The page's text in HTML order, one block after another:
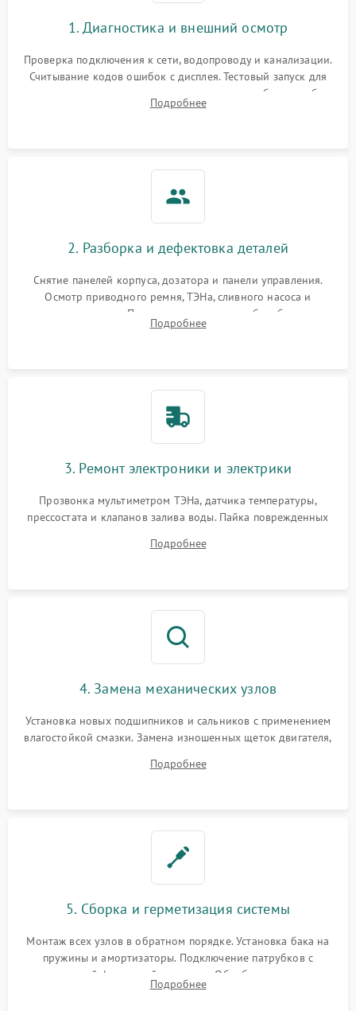
1. Диагностика и внешний осмотр
Проверка подключения к сети, водопроводу и канализации.
Считывание кодов ошибок с дисплея. Тестовый запуск для
выявления посторонних шумов, протечек или сбоев в работе
электронного модуля управления.
Подробнее
2. Разборка и дефектовка деталей
Снятие панелей корпуса, дозатора и панели управления.
Осмотр приводного ремня, ТЭНа, сливного насоса и
амортизаторов. Проверка подшипников барабана и
крестовины на износ, а манжеты люка на разрывы.
Подробнее
3. Ремонт электроники и электрики
Прозвонка мультиметром ТЭНа, датчика температуры,
прессостата и клапанов залива воды. Пайка поврежденных
Восстановление целостности проводки и контактов.
Подробнее
4. Замена механических узлов
Установка новых подшипников и сальников с применением
влагостойкой смазки. Замена изношенных щеток двигателя,
или поврежденной резиновой манжеты.
Подробнее
5. Сборка и герметизация системы
Монтаж всех узлов в обратном порядке. Установка бака на
пружины и амортизаторы. Подключение патрубков с
надежной фиксацией хомутами. Обработка стыков
герметиком для предотвращения возможных протечек воды.
Подробнее